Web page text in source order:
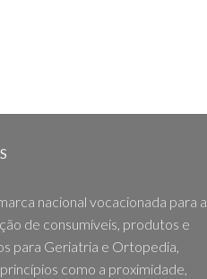
nacional vocacionada para a
de consumíveis, produtos e
para Geriatria e Ortopedia,
como a proximidade,